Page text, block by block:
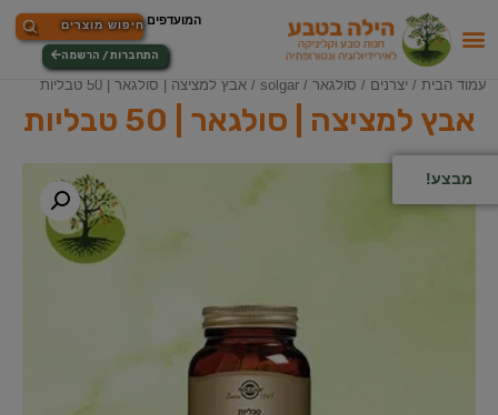
התחברות / הרשמה
עמוד הבית / יצרנים / סולגאר / solgar / אבץ למציצה | סולגאר | 50 טבליות
אבץ למציצה | סולגאר | 50 טבליות
מבצע!